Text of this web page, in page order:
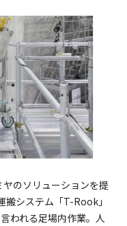
のソリューションを提
搬システム「T-Rook」
われる足場内作業。人